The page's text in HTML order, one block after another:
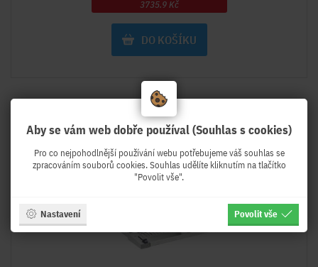
3735.9 Kč
DO KOŠÍKU
-3%
Aby se vám web dobře používal (Souhlas s cookies)
Pro co nejpohodlnější používání webu potřebujeme váš souhlas se
zpracováním souborů cookies. Souhlas udělíte kliknutím na tlačítko
"Povolit vše".
Nastavení Povolit vše